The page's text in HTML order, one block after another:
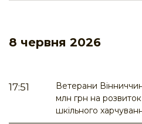
8 червня 2026
17:51
Ветерани
млн грн на
шкільного